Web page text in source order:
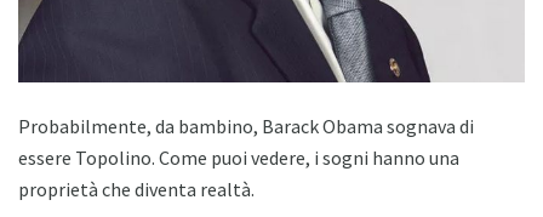
Probabilmente, da bambino, Barack Obama sognava di
essere Topolino. Come puoi vedere, i sogni hanno una
proprietà che diventa realtà.